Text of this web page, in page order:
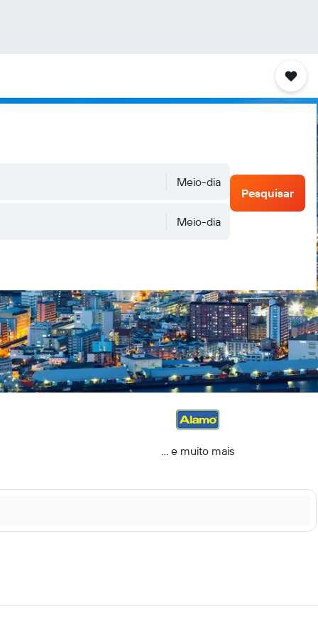
Meio-dia
Meio-dia
Pesquisar
... e muito mais